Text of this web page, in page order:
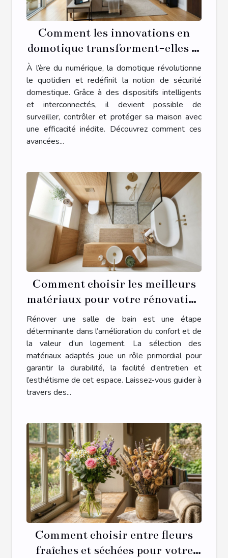
Comment les innovations en
domotique transforment-elles la
sécurité domestique ?
À l’ère du numérique, la domotique révolutionne
le quotidien et redéfinit la notion de sécurité
domestique. Grâce à des dispositifs intelligents
et interconnectés, il devient possible de
surveiller, contrôler et protéger sa maison avec
une efficacité inédite. Découvrez comment ces
avancées...
Comment choisir les meilleurs
matériaux pour votre rénovation
de salle de bain ?
Rénover une salle de bain est une étape
déterminante dans l’amélioration du confort et de
la valeur d’un logement. La sélection des
matériaux adaptés joue un rôle primordial pour
garantir la durabilité, la facilité d’entretien et
l’esthétisme de cet espace. Laissez-vous guider à
travers des...
Comment choisir entre fleurs
fraîches et séchées pour votre